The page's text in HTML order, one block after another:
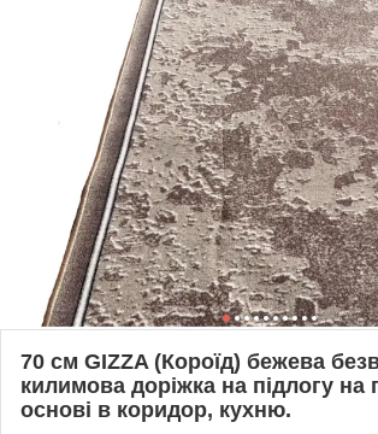
70 см GIZZA (Короїд) бежева
килимова доріжка на підлогу на
основі в коридор, кухню.